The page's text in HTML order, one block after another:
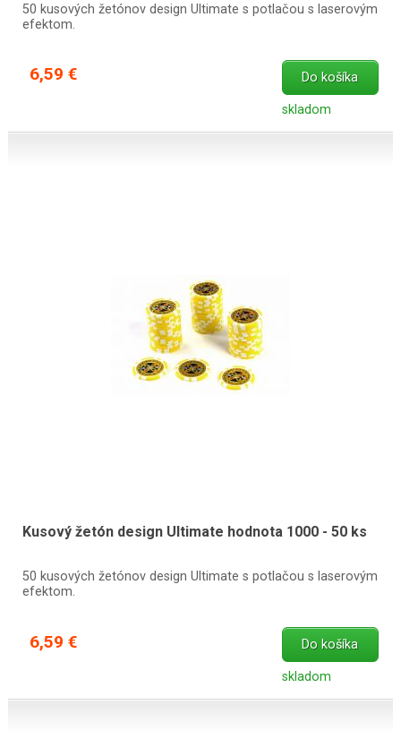
50 kusových žetónov design Ultimate s potlačou s laserovým
efektom.
6,59 € Do košíka
skladom
Kusový žetón design Ultimate hodnota 1000 - 50 ks
50 kusových žetónov design Ultimate s potlačou s laserovým
efektom.
6,59 € Do košíka
skladom